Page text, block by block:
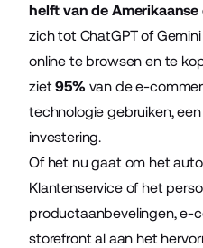
helft van de
zich tot ChatGPT of
online te browsen en te
ziet95% van de e-
technologie gebruiken,
investering.
Of het nu gaat om het
Klantenservice of het
productaanbevelingen, e-
storefront al aan het